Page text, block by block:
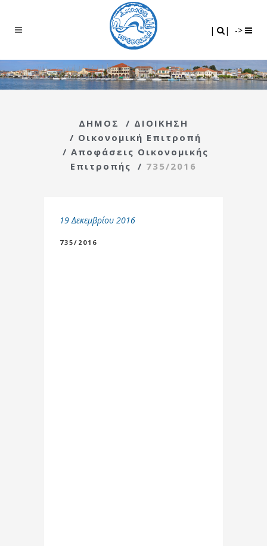
| | ->
ΔΗΜΟΣ / ΔΙΟΙΚΗΣΗ
/ Οικονομική Επιτροπή
/ Αποφάσεις Οικονομικής
Επιτροπής
/ 735/2016
19 Δεκεμβρίου 2016
735/2016